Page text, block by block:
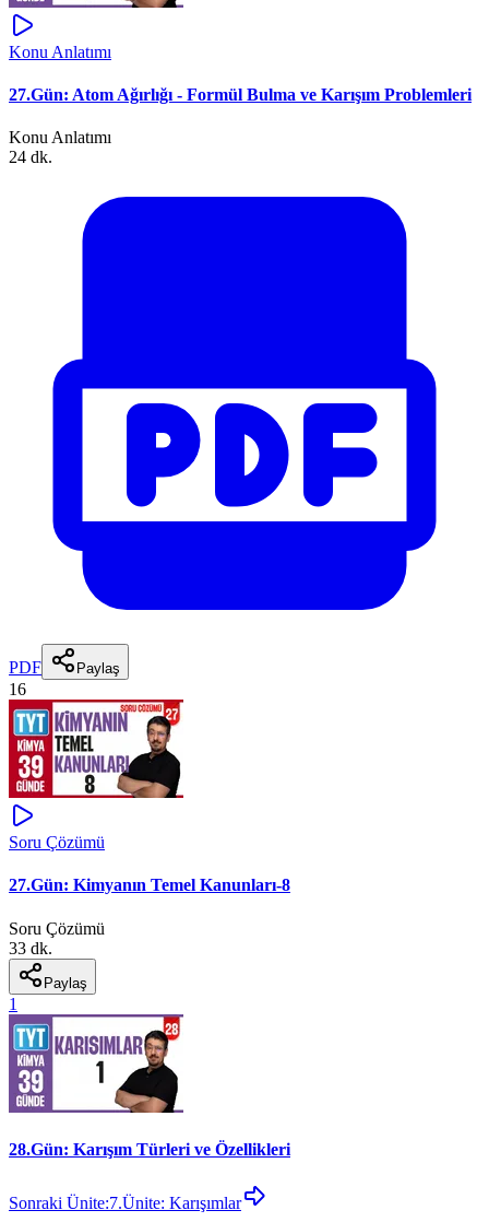
Konu Anlatımı
27.Gün: Atom Ağırlığı - Formül Bulma ve Karışım Problemleri
Konu Anlatımı
24 dk.
PDF Paylaş
16
Soru Çözümü
27.Gün: Kimyanın Temel Kanunları-8
Soru Çözümü
33 dk.
Paylaş
1
28.Gün: Karışım Türleri ve Özellikleri
Sonraki Ünite:7.Ünite: Karışımlar